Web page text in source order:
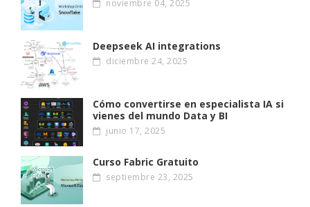
noviembre 04, 2025
Deepseek AI integrations
diciembre 24, 2025
Cómo convertirse en especialista IA si
vienes del mundo Data y BI
junio 17, 2025
Curso Fabric Gratuito
septiembre 23, 2025